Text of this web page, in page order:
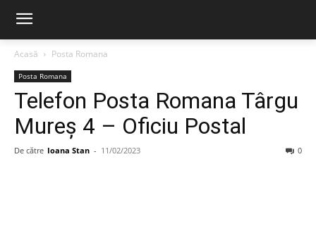
Acasă Posta Romana
Posta Romana
Telefon Posta Romana Târgu
Mureş 4 – Oficiu Postal
De către Ioana Stan - 11/02/2023 0